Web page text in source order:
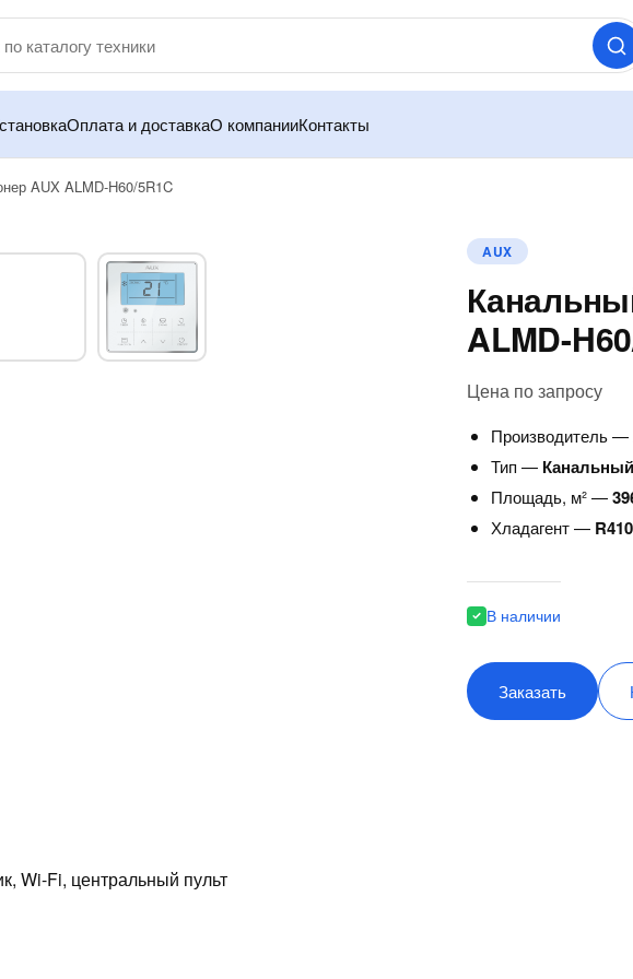
Оплата и доставкаО компанииКонтакты
AUX ALMD-H60/5R1C
AUX
ALMD-
Цена по запросу
Производитель —
Тип —
Площадь, м² —
Хладагент —
В наличии
Заказать
Wi-Fi, центральный пульт